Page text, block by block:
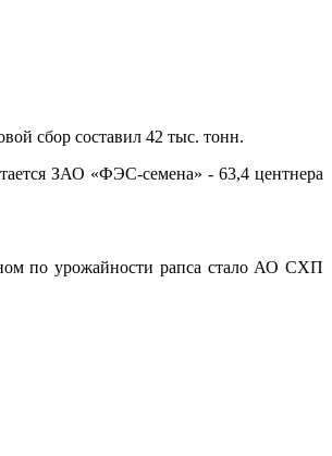
сбор составил 42 тыс. тонн.
ЗАО «ФЭС-семена» - 63,4 центнера
по урожайности рапса стало АО СХП